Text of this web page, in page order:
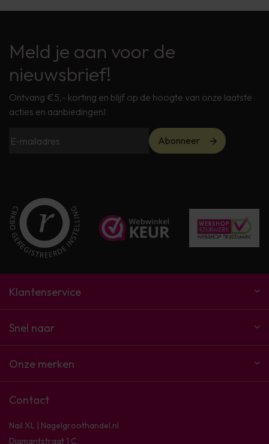
Meld je aan voor de
nieuwsbrief!
Ontvang €5,- korting en blijf op de hoogte van onze laatste
acties en aanbiedingen!
Abonneer
Klantenservice
Snel naar
Onze merken
Contact
Nail XL | Nagelgroothandel.nl
Diamantstraat 1 C